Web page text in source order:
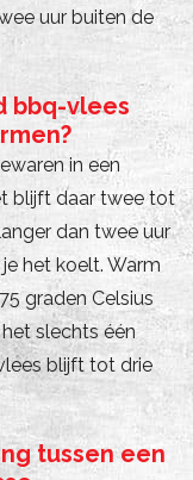
uur buiten de
bbq-vlees
in een
blijft daar twee tot
dan twee uur
het koelt. Warm
graden Celsius
slechts één
blijft tot drie
tussen een